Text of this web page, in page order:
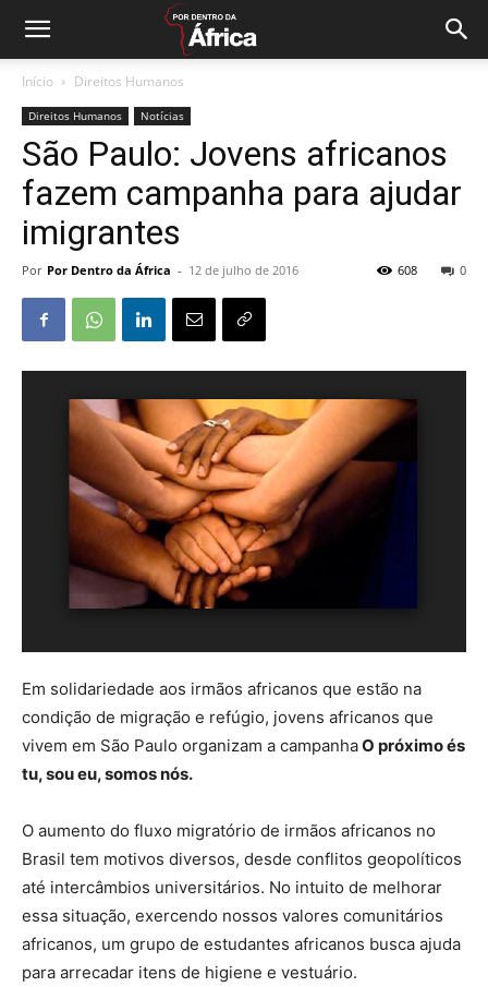
Início Direitos Humanos
Direitos Humanos Notícias
São Paulo: Jovens africanos
fazem campanha para ajudar
imigrantes
Por Por Dentro da África - 12 de julho de 2016 0
608
Em solidariedade aos irmãos africanos que estão na
condição de migração e refúgio, jovens africanos que
vivem em São Paulo organizam a campanhaO próximo és
tu, sou eu, somos nós.
O aumento do fluxo migratório de irmãos africanos no
Brasil tem motivos diversos, desde conflitos geopolíticos
até intercâmbios universitários. No intuito de melhorar
essa situação, exercendo nossos valores comunitários
africanos, um grupo de estudantes africanos busca ajuda
para arrecadar itens de higiene e vestuário.